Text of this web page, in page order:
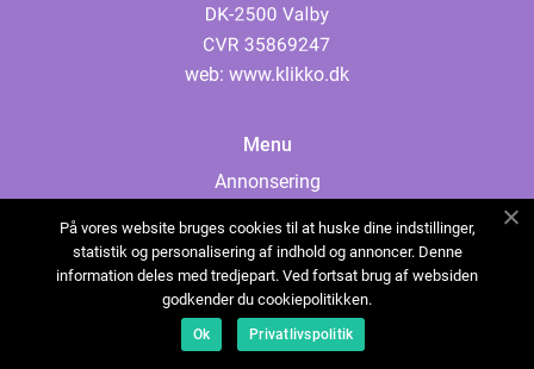
web: www.klikko.dk
Menu
Annonsering
Cookies
Kontakta oss
Sitemap
På vores website bruges cookies til at huske dine indstillinger,
statistik og personalisering af indhold og annoncer. Denne
information deles med tredjepart. Ved fortsat brug af websiden
godkender du cookiepolitikken.
Ok Privatlivspolitik